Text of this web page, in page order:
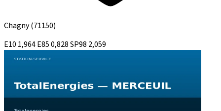
Chagny(71150)
E10 1,964E850,828SP98 2,059